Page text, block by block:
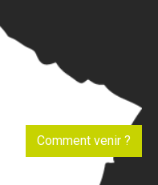
Comment venir ?